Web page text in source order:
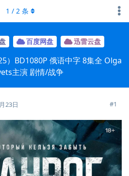
百度网盘 迅雷云盘
）BD1080P 俄语中字 8集全 Olga
主演 剧情/战争
1 / 2 条
23日 #1